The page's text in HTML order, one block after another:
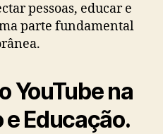
pessoas, educar e
parte fundamental
YouTube na
Educação.